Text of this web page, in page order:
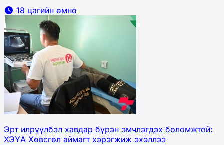
18 цагийн өмнө
Эрт илрүүлбэл хавдар бүрэн эмчлэгдэх боломжтой:
ХЭҮА Хөвсгөл аймагт хэрэгжиж эхэллээ